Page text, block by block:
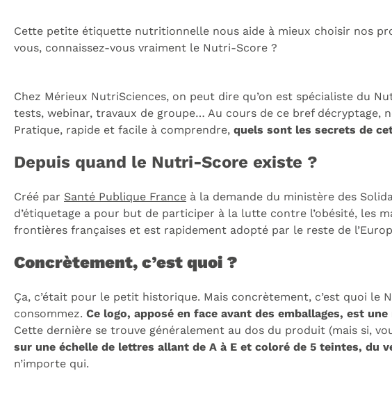
Cette petite étiquette nutritionnelle nous aide à mieux choisir nos
vous, connaissez-vous vraiment le Nutri-Score ?
Chez Mérieux NutriSciences, on peut dire qu’on est spécialiste du
tests, webinar, travaux de groupe… Au cours de ce bref décryptage,
Pratique, rapide et facile à comprendre, quels sont les secrets de
Depuis quand le Nutri-Score existe ?
Créé par Santé Publique France à la demande du ministère des
d’étiquetage a pour but de participer à la lutte contre l’obésité, les
frontières françaises et est rapidement adopté par le reste de
Concrètement, c’est quoi ?
Ça, c’était pour le petit historique. Mais concrètement, c’est quoi
consommez. Ce logo, apposé en face avant des emballages, est
Cette dernière se trouve généralement au dos du produit (mais si,
sur une échelle de lettres allant de A à E et coloré de 5 teintes, du
n’importe qui.